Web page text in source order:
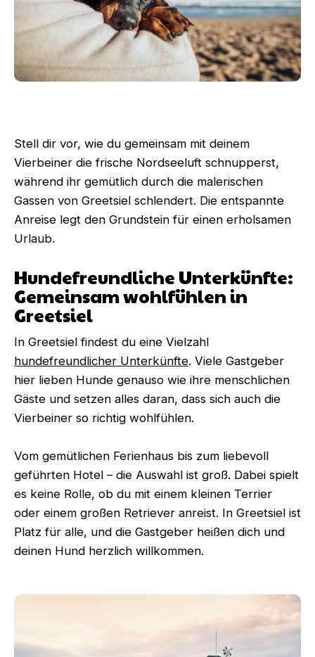
Stell dir vor, wie du gemeinsam mit deinem
Vierbeiner die frische Nordseeluft schnupperst,
während ihr gemütlich durch die malerischen
Gassen von Greetsiel schlendert. Die entspannte
Anreise legt den Grundstein für einen erholsamen
Urlaub.
Hundefreundliche Unterkünfte:
Gemeinsam wohlfühlen in
Greetsiel
In Greetsiel findest du eine Vielzahl
hundefreundlicher Unterkünfte. Viele Gastgeber
hier lieben Hunde genauso wie ihre menschlichen
Gäste und setzen alles daran, dass sich auch die
Vierbeiner so richtig wohlfühlen.
Vom gemütlichen Ferienhaus bis zum liebevoll
geführten Hotel – die Auswahl ist groß. Dabei spielt
es keine Rolle, ob du mit einem kleinen Terrier
oder einem großen Retriever anreist. In Greetsiel ist
Platz für alle, und die Gastgeber heißen dich und
deinen Hund herzlich willkommen.